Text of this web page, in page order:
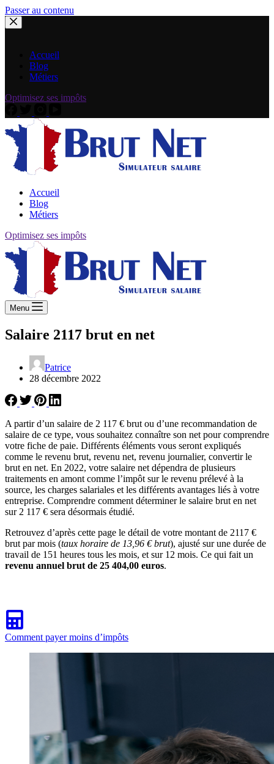
Passer au contenu
Accueil
Blog
Métiers
Optimisez ses impôts
Accueil
Blog
Métiers
Optimisez ses impôts
Menu
Salaire 2117 brut en net
Patrice
28 décembre 2022
A partir d’un salaire de 2 117 € brut ou d’une recommandation de
salaire de ce type, vous souhaitez connaître son net pour comprendre
votre fiche de paie. Différents éléments vous seront expliqués
comme le revenu brut, revenu net, revenu journalier, convertir le
brut en net. En 2022, votre salaire net dépendra de plusieurs
traitements en amont comme l’impôt sur le revenu prélevé à la
source, les charges salariales et les différents avantages liés à votre
entreprise. Comprendre comment déterminer le salaire brut en net
sur 2 117 € sera désormais étudié.
Retrouvez d’après cette page le détail de votre montant de 2117 €
brut par mois (taux horaire de 13,96 € brut), ajusté sur une durée de
travail de 151 heures tous les mois, et sur 12 mois. Ce qui fait un
revenu annuel brut de 25 404,00 euros.
Comment payer moins d’impôts